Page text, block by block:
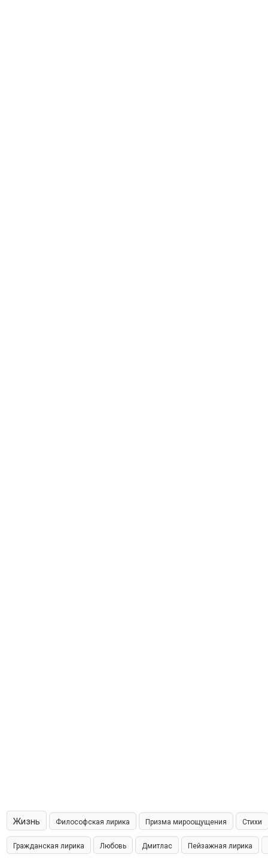
Жизнь Философская лирика Призма мироощущения Стихи
Гражданская лирика Любовь Дмитлас Пейзажная лирика